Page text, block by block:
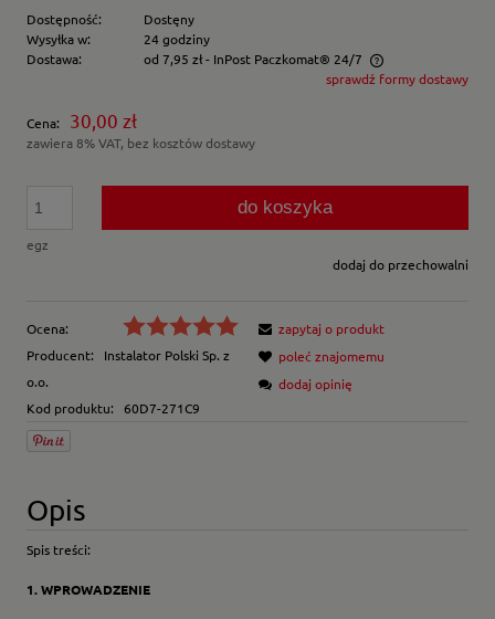
Dostępność:
Dostęny
Wysyłka w:
24 godziny
Dostawa:
od 7,95 zł- InPost Paczkomat® 24/7
Cena nie zawiera ewentualnych kosztów płatnościsprawdź formy dostawy
Cena: 30,00 zł
zawiera 8% VAT, bez kosztów dostawy
egz
do koszyka
dodaj do przechowalni
Ocena:
Producent:
Instalator Polski Sp. z
o.o.
Kod produktu:
60D7-271C9
zapytaj o produkt
poleć znajomemu
dodaj opinię
Opis
Spis treści:
1. WPROWADZENIE